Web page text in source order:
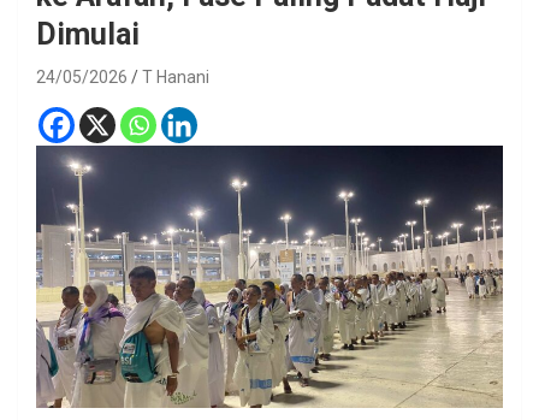
Dimulai
24/05/2026 T Hanani